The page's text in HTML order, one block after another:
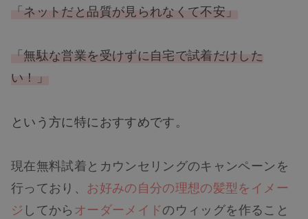
「ネットだと品質が見られなくて不安」
「無駄な営業を受けずに自宅で試着だけした
い！」
という方に特におすすめです。
現在無料試着とカウンセリングのキャンペーンを
行っており、 お好みの自分の理想の髪型をイメー
ジしてから オーダーメイドのウィッグを作ること